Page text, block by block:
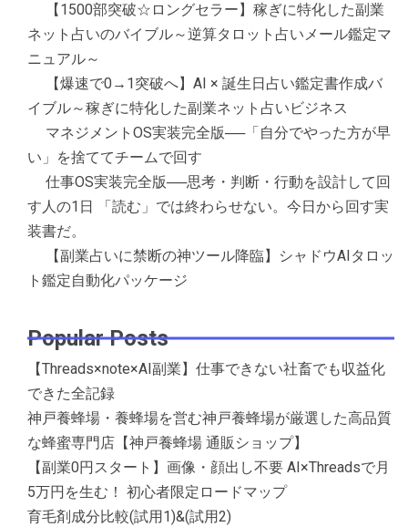
【1500部突破☆ロングセラー】稼ぎに特化した副業
ネット占いのバイブル～逆算タロット占いメール鑑定マ
ニュアル～
【爆速で0→1突破へ】AI × 誕生日占い鑑定書作成バ
イブル～稼ぎに特化した副業ネット占いビジネス
マネジメントOS実装完全版──「自分でやった方が早
い」を捨ててチームで回す
仕事OS実装完全版──思考・判断・行動を設計して回
す人の1日 「読む」では終わらせない。今日から回す実
装書だ。
【副業占いに禁断の神ツール降臨】シャドウAIタロッ
ト鑑定自動化パッケージ
Popular Posts
【Threads×note×AI副業】仕事できない社畜でも収益化
できた全記録
神戸養蜂場・養蜂場を営む神戸養蜂場が厳選した高品質
な蜂蜜専門店【神戸養蜂場 通販ショップ】
【副業0円スタート】画像・顔出し不要 AI×Threadsで月
5万円を生む！ 初心者限定ロードマップ
育毛剤成分比較(試用1)&(試用2)